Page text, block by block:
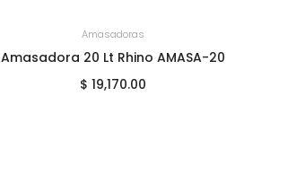
AGREGAR AL CARRITO
Amasadoras
Amasadora 20 Lt Rhino AMASA-20
$ 19,170.00